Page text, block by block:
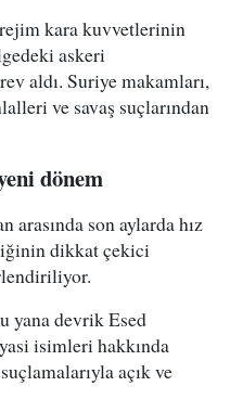
kara kuvvetlerinin
askeri
aldı. Suriye makamları,
ve savaş suçlarından
dönem
arasında son aylarda hız
dikkat çekici
yana devrik Esed
isimleri hakkında
açık ve